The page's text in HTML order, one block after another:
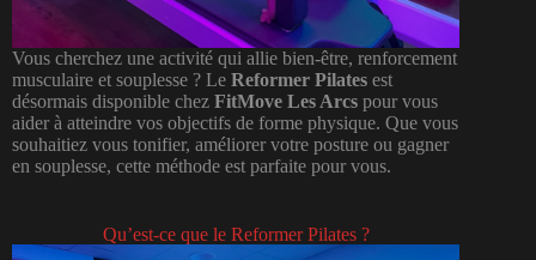
Vous cherchez une activité qui allie bien-être, renforcement
musculaire et souplesse ? Le Reformer Pilates est
désormais disponible chez FitMove Les Arcs pour vous
aider à atteindre vos objectifs de forme physique. Que vous
souhaitiez vous tonifier, améliorer votre posture ou gagner
en souplesse, cette méthode est parfaite pour vous.
Qu’est-ce que le Reformer Pilates ?